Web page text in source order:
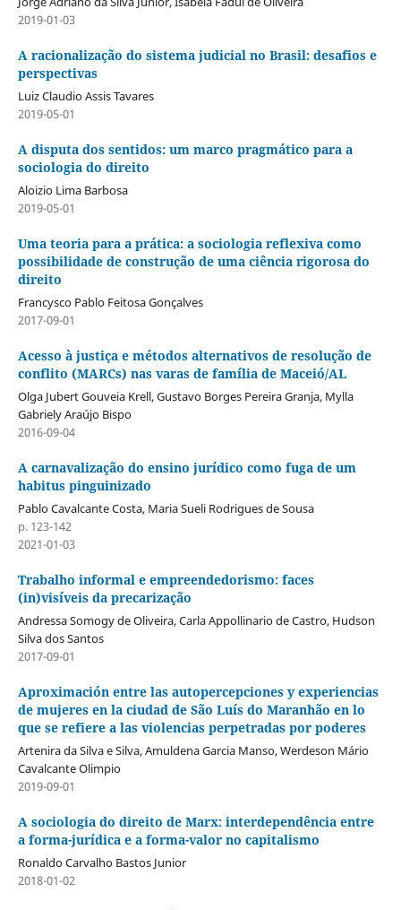
2019-01-03
A racionalização do sistema judicial no Brasil: desafios e
perspectivas
Luiz Claudio Assis Tavares
2019-05-01
A disputa dos sentidos: um marco pragmático para a
sociologia do direito
Aloizio Lima Barbosa
2019-05-01
Uma teoria para a prática: a sociologia reflexiva como
possibilidade de construção de uma ciência rigorosa do
direito
Francysco Pablo Feitosa Gonçalves
2017-09-01
Acesso à justiça e métodos alternativos de resolução de
conflito (MARCs) nas varas de família de Maceió/AL
Olga Jubert Gouveia Krell, Gustavo Borges Pereira Granja, Mylla
Gabriely Araújo Bispo
2016-09-04
A carnavalização do ensino jurídico como fuga de um
habitus pinguinizado
Pablo Cavalcante Costa, Maria Sueli Rodrigues de Sousa
p. 123-142
2021-01-03
Trabalho informal e empreendedorismo: faces
(in)visíveis da precarização
Andressa Somogy de Oliveira, Carla Appollinario de Castro, Hudson
Silva dos Santos
2017-09-01
Aproximación entre las autopercepciones y experiencias
de mujeres en la ciudad de São Luís do Maranhão en lo
que se refiere a las violencias perpetradas por poderes
Artenira da Silva e Silva, Amuldena Garcia Manso, Werdeson Mário
Cavalcante Olimpio
2019-09-01
A sociologia do direito de Marx: interdependência entre
a forma-jurídica e a forma-valor no capitalismo
Ronaldo Carvalho Bastos Junior
2018-01-02